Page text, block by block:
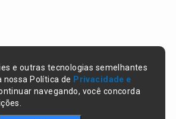
e outras tecnologias semelhantes
nossa Política de Privacidade e
navegando, você concorda